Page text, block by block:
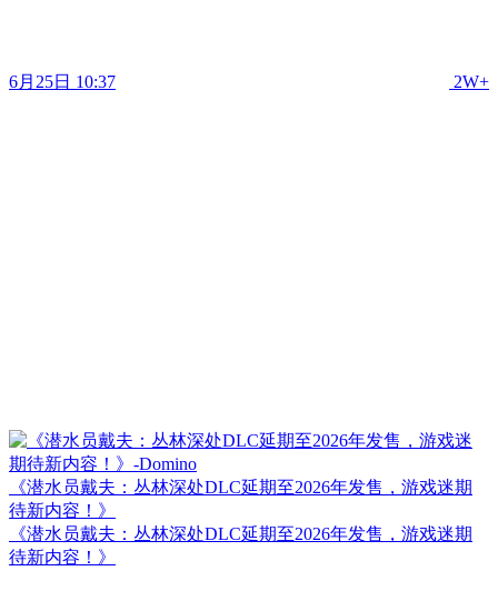
6月25日 10:37 2W+
《潜水员戴夫：丛林深处DLC延期至2026年发售，游戏迷期
待新内容！》
《潜水员戴夫：丛林深处DLC延期至2026年发售，游戏迷期
待新内容！》